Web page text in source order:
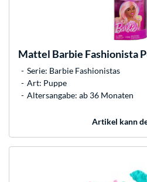
Mattel Barbie Fashionista
Serie: Barbie Fashionistas
Art: Puppe
Altersangabe: ab 36 Monaten
Artikel kann